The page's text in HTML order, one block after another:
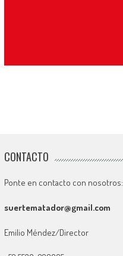
CONTACTO
Ponte en contacto con nosotros:
suertematador@gmail.com
Emilio Méndez/Director